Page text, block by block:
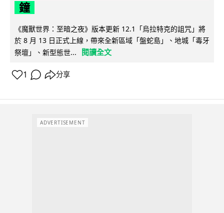
鐘
《魔獸世界：至暗之夜》版本更新 12.1「烏拉特克的詛咒」將
於 8 月 13 日正式上線，帶來全新區域「盤蛇島」、地城「毒牙
祭壇」、新型態世...
閱讀全文
1 分享
ADVERTISEMENT